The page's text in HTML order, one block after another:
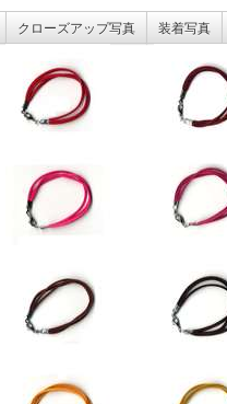
クローズアップ写真 装着写真